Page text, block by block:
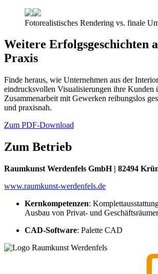
Fotorealistisches Rendering vs. finale
Weitere Erfolgsgeschichten
Praxis
Finde heraus, wie Unternehmen aus der
eindrucksvollen Visualisierungen ihre Kunden
Zusammenarbeit mit Gewerken reibungslos
und praxisnah.
Zum PDF-Download
Zum Betrieb
Raumkunst Werdenfels GmbH | 82494
www.raumkunst-werdenfels.de
Kernkompetenzen:
Ausbau von Privat- und
CAD-Software: Palette CAD